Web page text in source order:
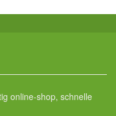
online-shop, schnelle